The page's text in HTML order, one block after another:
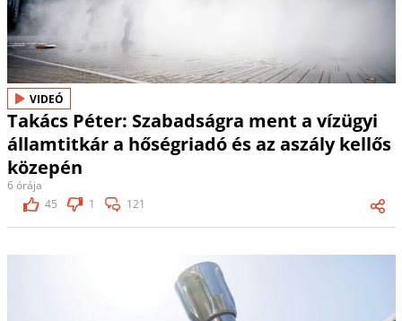
VIDEÓ
Takács Péter: Szabadságra ment a vízügyi
államtitkár a hőségriadó és az aszály kellős
közepén
6 órája
45
1 121